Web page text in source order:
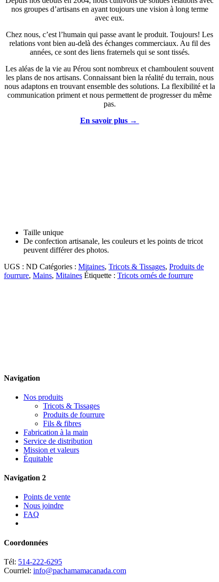
nos groupes d’artisans en ayant toujours une vision à long terme
avec eux.
Chez nous, c’est l’humain qui passe avant le produit. Toujours! Les
relations vont bien au-delà des échanges commerciaux. Au fil des
années, ce sont des liens fraternels qui se sont tissés.
Les aléas de la vie au Pérou sont nombreux et chamboulent souvent
les plans de nos artisans. Connaissant bien la réalité du terrain, nous
nous adaptons en trouvant ensemble des solutions. La flexibilité et la
communication priment et nous permettent de progresser du même
pas.
En savoir plus →
Taille unique
De confection artisanale, les couleurs et les points de tricot
peuvent différer des photos.
UGS : ND Catégories : Mitaines, Tricots & Tissages, Produits de
fourrure, Mains, Mitaines Étiquette : Tricots ornés de fourrure
Navigation
Nos produits
Tricots & Tissages
Produits de fourrure
Fils & fibres
Fabrication à la main
Service de distribution
Mission et valeurs
Équitable
Navigation 2
Points de vente
Nous joindre
FAQ
Coordonnées
Tél: 514-222-6295
Courriel: info@pachamamacanada.com